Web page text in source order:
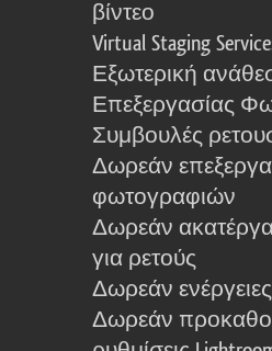
βίντεο
Virtual Staging
Εξωτερική
Επεξεργασίας
Συμβουλές
Δωρεάν
φωτογραφιών
Δωρεάν
για ρετούς
Δωρεάν ενέργειες
Δωρεάν